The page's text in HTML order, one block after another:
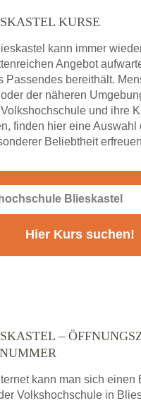
Blieskastel Kurse
der
Kurse – Alternative
Kurs
zum VHS
KURSE
kann immer
Angebot
Passendes bereithält.
der näheren
und ihre
finden hier eine Auswahl
Beliebtheit
–
kann man sich einen
Volkshochschule in